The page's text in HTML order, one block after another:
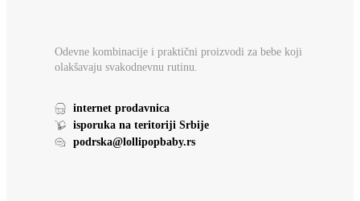
Odevne kombinacije i praktični proizvodi za bebe koji
olakšavaju svakodnevnu rutinu.
internet prodavnica
isporuka na teritoriji Srbije
podrska@lollipopbaby.rs